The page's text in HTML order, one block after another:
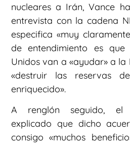
nucleares a Irán, Vance
entrevista con la cadena
especifica «muy
de entendimiento es
Unidos van a «ayudar» a la
«destruir las reservas
enriquecido».
A renglón seguido, el
explicado que dicho
consigo «muchos